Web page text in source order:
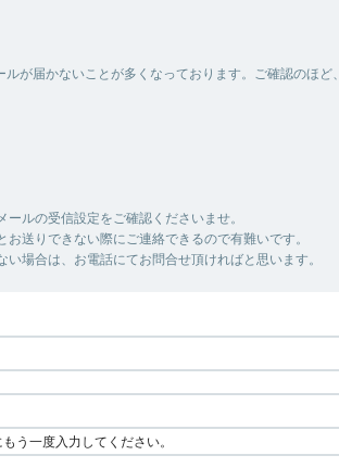
が届かないことが多くなっております。ご確認のほど、
ルの受信設定をご確認くださいませ。
送りできない際にご連絡できるので有難いです。
場合は、お電話にてお問合せ頂ければと思います。
う一度入力してください。